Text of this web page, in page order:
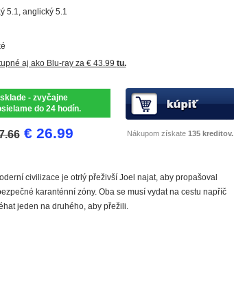
5.1, anglický 5.1
aj ako Blu-ray za € 43.99 tu.
- zvyčajne
do 24 hodín.
€ 26.99 Nákupom získate 135 kreditov.
civilizace je otrlý přeživší Joel najat, aby propašoval
karanténní zóny. Oba se musí vydat na cestu napříč
jeden na druhého, aby přežili.